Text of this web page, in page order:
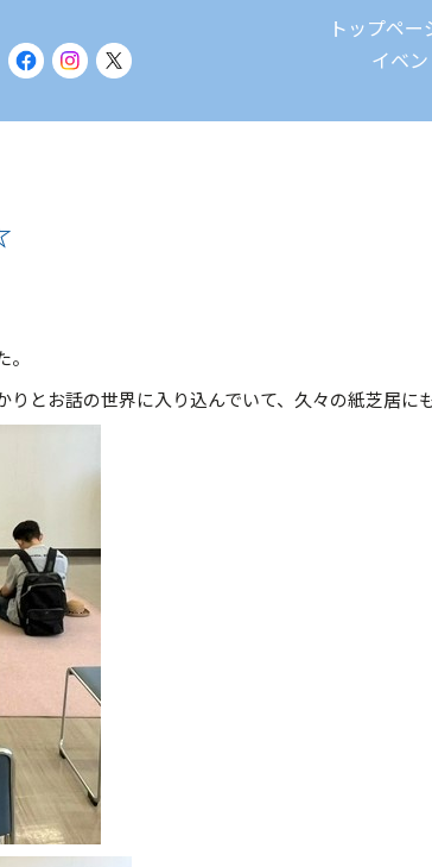
トップペー
イベ
とお話の世界に入り込んでいて、久々の紙芝居に